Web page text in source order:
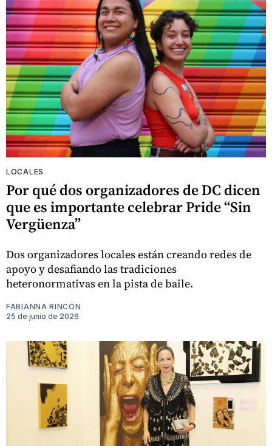
LOCALES
Por qué dos organizadores de DC dicen
que es importante celebrar Pride “Sin
Vergüenza”
Dos organizadores locales están creando redes de
apoyo y desafiando las tradiciones
heteronormativas en la pista de baile.
FABIANNA RINCÓN
25 de junio de 2026